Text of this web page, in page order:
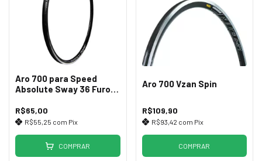
Aro 700 para Speed
Absolute Sway 36 Furos
R$65,00
R$55,25 com Pix
COMPRAR
Aro 700 Vzan Spin
R$109,90
R$93,42 com Pix
COMPRAR